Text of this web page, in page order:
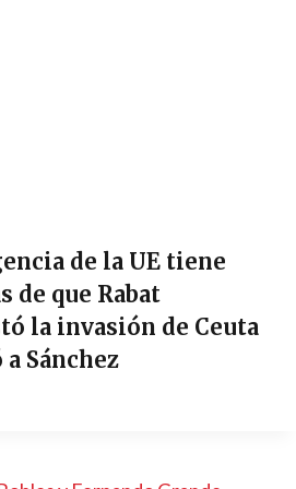
de la UE tiene
de que Rabat
la invasión de Ceuta
Sánchez